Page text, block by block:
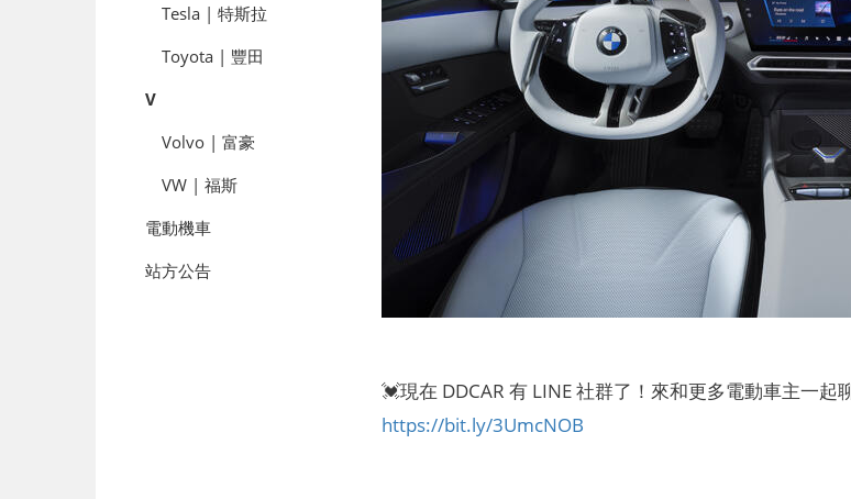
Tesla | 特斯拉
Toyota | 豐田
V
Volvo | 富豪
VW | 福斯
電動機車
站方公告
💓現在 DDCAR 有 LINE 社群了！來和更多電動車主一起
https://bit.ly/3UmcNOB